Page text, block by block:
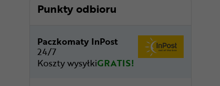
Punkty odbioru
Paczkomaty InPost
24/7
Koszty wysyłkiGRATIS!